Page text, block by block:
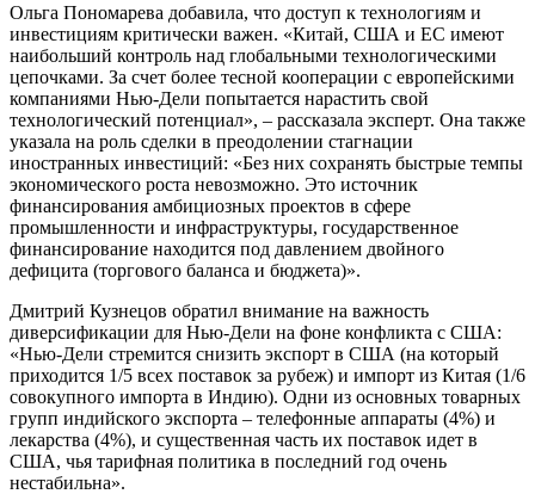
Ольга Пономарева добавила, что доступ к технологиям и
инвестициям критически важен. «Китай, США и ЕС имеют
наибольший контроль над глобальными технологическими
цепочками. За счет более тесной кооперации с европейскими
компаниями Нью-Дели попытается нарастить свой
технологический потенциал», – рассказала эксперт. Она также
указала на роль сделки в преодолении стагнации
иностранных инвестиций: «Без них сохранять быстрые темпы
экономического роста невозможно. Это источник
финансирования амбициозных проектов в сфере
промышленности и инфраструктуры, государственное
финансирование находится под давлением двойного
дефицита (торгового баланса и бюджета)».
Дмитрий Кузнецов обратил внимание на важность
диверсификации для Нью-Дели на фоне конфликта с США:
«Нью-Дели стремится снизить экспорт в США (на который
приходится 1/5 всех поставок за рубеж) и импорт из Китая (1/6
совокупного импорта в Индию). Одни из основных товарных
групп индийского экспорта – телефонные аппараты (4%) и
лекарства (4%), и существенная часть их поставок идет в
США, чья тарифная политика в последний год очень
нестабильна».